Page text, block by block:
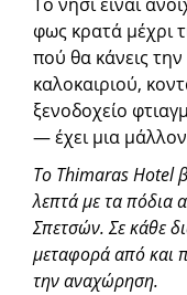
φως κρατά μέχρι
πού θα κάνεις
καλοκαιριού,
ξενοδοχείο
— έχει μια
Το Thimaras Hotel
λεπτά με τα πόδια
Σπετσών. Σε κάθε
μεταφορά από και
την αναχώρηση.